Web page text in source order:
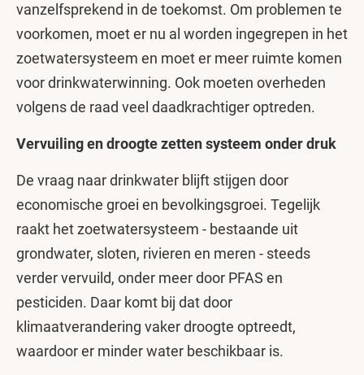
vanzelfsprekend in de toekomst. Om problemen te
voorkomen, moet er nu al worden ingegrepen in het
zoetwatersysteem en moet er meer ruimte komen
voor drinkwaterwinning. Ook moeten overheden
volgens de raad veel daadkrachtiger optreden.
Vervuiling en droogte zetten systeem onder druk
De vraag naar drinkwater blijft stijgen door
economische groei en bevolkingsgroei. Tegelijk
raakt het zoetwatersysteem - bestaande uit
grondwater, sloten, rivieren en meren - steeds
verder vervuild, onder meer door PFAS en
pesticiden. Daar komt bij dat door
klimaatverandering vaker droogte optreedt,
waardoor er minder water beschikbaar is.